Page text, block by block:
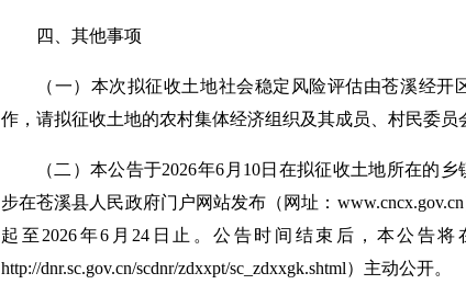
四、其他事项
（一）本次拟征收土地社会稳定风险评估由苍溪经
作，请拟征收土地的农村集体经济组织及其成员、村民委员
（二）本公告于2026年6月10日在拟征收土地所在的
步在苍溪县人民政府门户网站发布（网址：
起至2026年6月24日止。公告时间结束后，本公告
http://dnr.sc.gov.cn/scdnr/zdxxpt/sc_zdxxgk.shtml）主动公开。